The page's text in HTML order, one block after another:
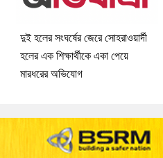
দুই হলের সংঘর্ষের জেরে সোহরাওয়ার্দী
হলের এক শিক্ষার্থীকে একা পেয়ে
মারধরের অভিযোগ